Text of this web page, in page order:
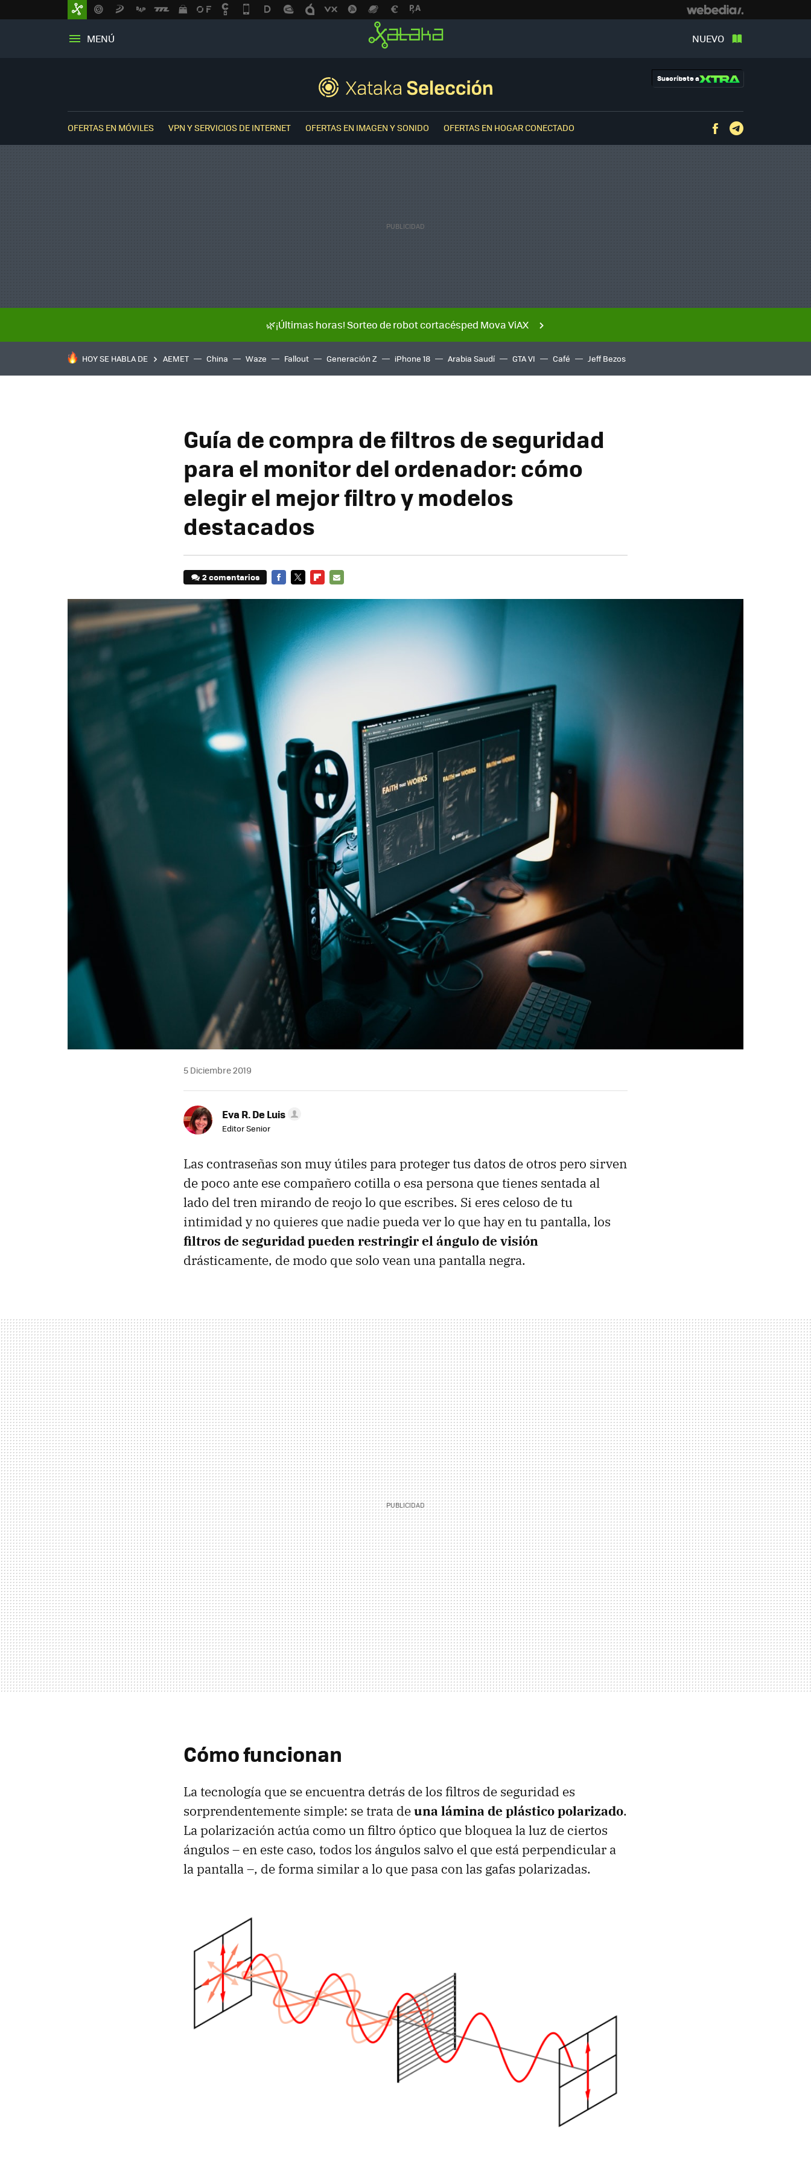
MENÚ NUEVO
Suscríbete a
OFERTAS EN MÓVILES VPN Y SERVICIOS DE INTERNET OFERTAS EN IMAGEN Y SONIDO OFERTAS EN HOGAR CONECTADO Facebook
🌿¡Últimas horas! Sorteo de robot cortacésped Mova ViAX
HOY SE HABLA DE AEMET China Waze Fallout Generación Z iPhone 18 Arabia Saudí GTA VI Café Jeff Bezos
Guía de compra de filtros de seguridad
para el monitor del ordenador: cómo
elegir el mejor filtro y modelos
destacados
2 comentarios
MAIL
5 Diciembre 2019
Eva R. De Luis
Editor Senior
Las contraseñas son muy útiles para proteger tus datos de otros pero sirven
de poco ante ese compañero cotilla o esa persona que tienes sentada al
lado del tren mirando de reojo lo que escribes. Si eres celoso de tu
intimidad y no quieres que nadie pueda ver lo que hay en tu pantalla, los
filtros de seguridad pueden restringir el ángulo de visión
drásticamente, de modo que solo vean una pantalla negra.
Cómo funcionan
La tecnología que se encuentra detrás de los filtros de seguridad es
sorprendentemente simple: se trata deuna lámina de plástico polarizado.
La polarización actúa como un filtro óptico que bloquea la luz de ciertos
ángulos – en este caso, todos los ángulos salvo el que está perpendicular a
la pantalla –, de forma similar a lo que pasa con las gafas polarizadas.